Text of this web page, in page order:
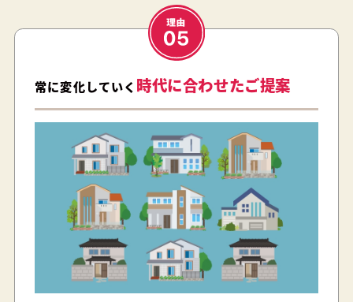
常に変化していく 時代に合わせたご提案